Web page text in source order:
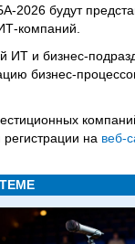
2026 будут
компаний.
ИТ и бизнес-
бизнес-
на веб-